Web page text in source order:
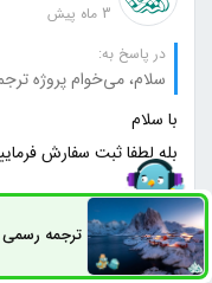
3 ماه پیش
در پاسخ به:
بله لطفا ثبت سفارش
کارشناس اشراق
ترجمه رسمیراه های ارتباطی